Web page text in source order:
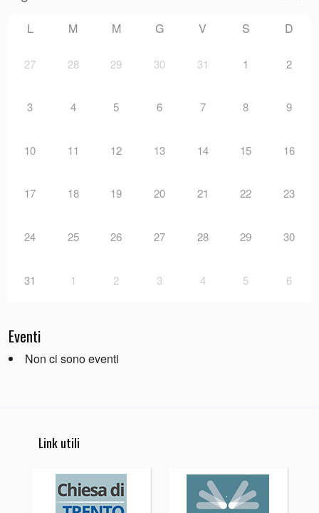
L M M G V S D
27 28 29 30 31 1 2
3 4 5 6 7 8 9
10 11 12 13 14 15 16
17 18 19 20 21 22 23
24 25 26 27 28 29 30
31 1 2 3 4 5 6
Eventi
Non ci sono eventi
Link utili